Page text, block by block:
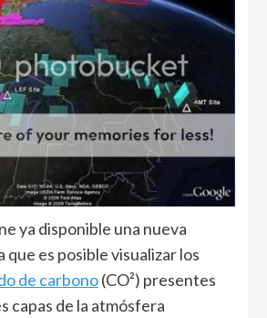
ya disponible una nueva
que es posible visualizar los
de carbono(CO²) presentes
capas de la atmósfera